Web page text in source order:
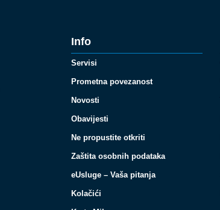
Info
Servisi
Prometna povezanost
Novosti
Obavijesti
Ne propustite otkriti
Zaštita osobnih podataka
eUsluge – Vaša pitanja
Kolačići